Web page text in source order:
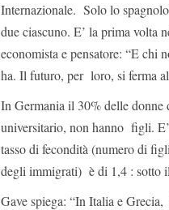
Internazionale. Solo lo
due ciascuno. E’ la prima volta
economista e pensatore: “E chi
ha. Il futuro, per loro, si ferma
In Germania il 30% delle
universitario, non hanno figli.
tasso di fecondità (numero di
degli immigrati) è di 1,4 : sotto
Gave spiega: “In Italia e